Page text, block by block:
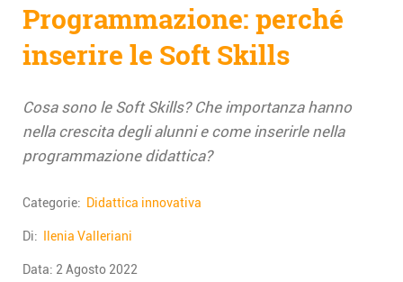
Programmazione: perché
inserire le Soft Skills
Cosa sono le Soft Skills? Che importanza hanno
nella crescita degli alunni e come inserirle nella
programmazione didattica?
Categorie: Didattica innovativa
Di: Ilenia Valleriani
Data: 2 Agosto 2022